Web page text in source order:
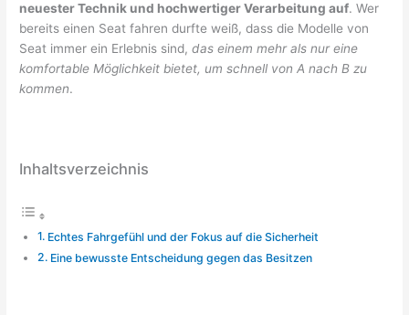
neuester Technik und hochwertiger Verarbeitung auf. Wer
bereits einen Seat fahren durfte weiß, dass die Modelle von
Seat immer ein Erlebnis sind,das einem mehr als nur eine
komfortable Möglichkeit bietet, um schnell von A nach B zu
kommen.
Inhaltsverzeichnis
Echtes Fahrgefühl und der Fokus auf die Sicherheit
Eine bewusste Entscheidung gegen das Besitzen